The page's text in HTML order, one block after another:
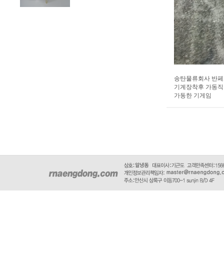
송탄물류회사 반
기계장착후 가동
가동한 기게임